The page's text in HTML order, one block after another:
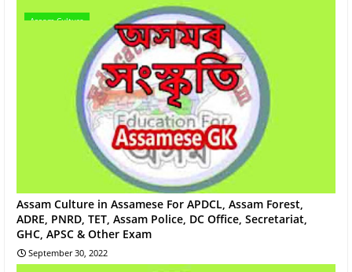
Assam Culture
Assam Culture in Assamese For APDCL, Assam Forest,
ADRE, PNRD, TET, Assam Police, DC Office, Secretariat,
GHC, APSC & Other Exam
September 30, 2022